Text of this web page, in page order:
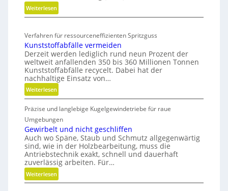
i
s
-
R
o
m
p
ö
ß
r
e
n
D
i
m
e
s
i
o
n
e
n
h
h
l
t
i
g
e
W
e
r
k
z
e
u
g
b
a
u
o
m
s
c
h
e
r
B
e
d
e
n
k
n
a
u
f
Weiterlesen:
K
s
t
e
n
l
o
s
M
V
O
-
C
e
Verfahren für ressourceneffizienten Spritzguss
Kunststoffabfälle vermeiden
Derzeit werden lediglich rund neun Prozent der
weltweit anfallenden 350 bis 360 Millionen Tonnen
Kunststoffabfälle recycelt. Dabei hat der
nachhaltige Einsatz von…
Weiterlesen:
K
u
n
s
t
s
t
o
f
f
Präzise und langlebige Kugelgewindetriebe für raue
Umgebungen
Gewirbelt und nicht geschliffen
Auch wo Späne, Staub und Schmutz allgegenwärtig
sind, wie in der Holzbearbeitung, muss die
Antriebstechnik exakt, schnell und dauerhaft
zuverlässig arbeiten. Für…
Weiterlesen:
G